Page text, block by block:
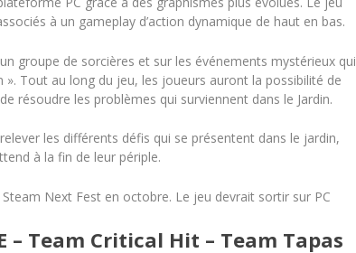
à un gameplay d’action dynamique de haut en bas.
groupe de sorcières et sur les événements mystérieux qui
Tout au long du jeu, les joueurs auront la possibilité de
résoudre les problèmes qui surviennent dans le Jardin.
les différents défis qui se présentent dans le jardin,
à la fin de leur périple.
Next Fest en octobre. Le jeu devrait sortir sur PC
– Team Critical Hit – Team Tapas